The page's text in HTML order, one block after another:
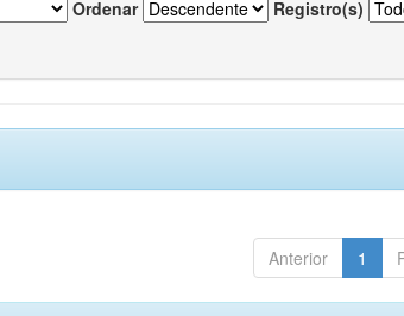
Ordenar Registro(s)
Anterior 1